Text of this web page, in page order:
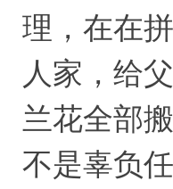
理，在在
人家，给
兰花全部
不是辜负